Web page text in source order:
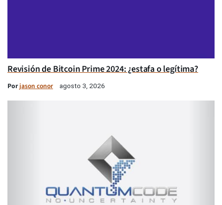
Revisión de Bitcoin Prime 2024: ¿estafa o legítima?
Porjason conor agosto 3, 2026